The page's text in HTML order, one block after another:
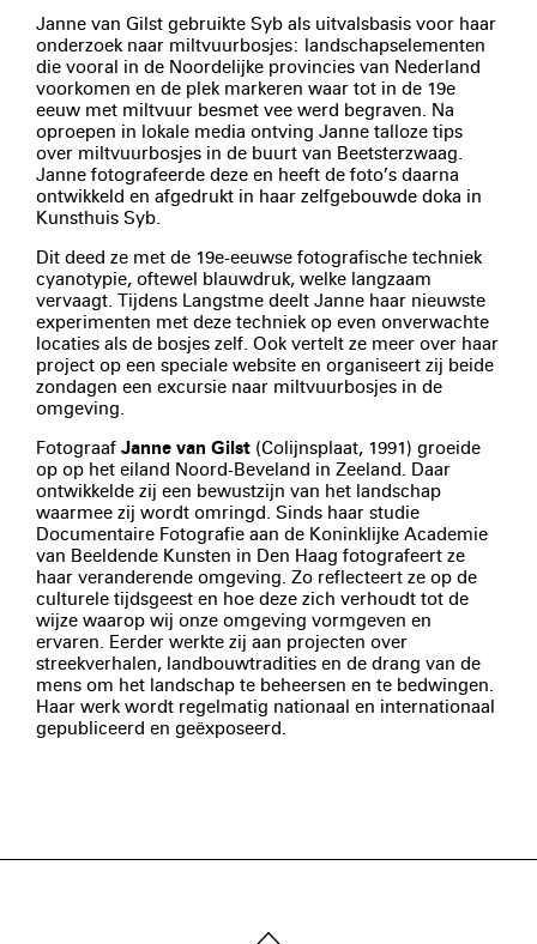
Janne van Gilst gebruikte Syb als uitvalsbasis voor haar
onderzoek naar miltvuurbosjes: landschapselementen
die vooral in de Noordelijke provincies van Nederland
voorkomen en de plek markeren waar tot in de 19e
eeuw met miltvuur besmet vee werd begraven. Na
oproepen in lokale media ontving Janne talloze tips
over miltvuurbosjes in de buurt van Beetsterzwaag.
Janne fotografeerde deze en heeft de foto’s daarna
ontwikkeld en afgedrukt in haar zelfgebouwde doka in
Kunsthuis Syb.
Dit deed ze met de 19e-eeuwse fotografische techniek
cyanotypie, oftewel blauwdruk, welke langzaam
vervaagt. Tijdens Langstme deelt Janne haar nieuwste
experimenten met deze techniek op even onverwachte
locaties als de bosjes zelf. Ook vertelt ze meer over haar
project op een speciale website en organiseert zij beide
zondagen een excursie naar miltvuurbosjes in de
omgeving.
Fotograaf Janne van Gilst (Colijnsplaat, 1991) groeide
op op het eiland Noord-Beveland in Zeeland. Daar
ontwikkelde zij een bewustzijn van het landschap
waarmee zij wordt omringd. Sinds haar studie
Documentaire Fotografie aan de Koninklijke Academie
van Beeldende Kunsten in Den Haag fotografeert ze
haar veranderende omgeving. Zo reflecteert ze op de
culturele tijdsgeest en hoe deze zich verhoudt tot de
wijze waarop wij onze omgeving vormgeven en
ervaren. Eerder werkte zij aan projecten over
streekverhalen, landbouwtradities en de drang van de
mens om het landschap te beheersen en te bedwingen.
Haar werk wordt regelmatig nationaal en internationaal
gepubliceerd en geëxposeerd.